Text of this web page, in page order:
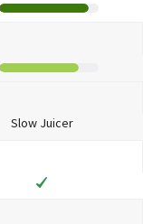
Slow Juicer